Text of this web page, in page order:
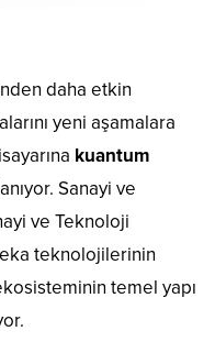
daha etkin
yeni aşamalara
kuantum
Sanayi ve
ve Teknoloji
teknolojilerinin
temel yapı